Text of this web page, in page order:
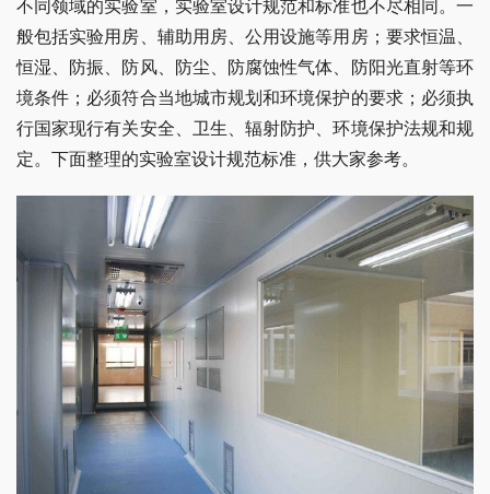
不同领域的实验室，实验室设计规范和标准也不尽相同。一
般包括实验用房、辅助用房、公用设施等用房；要求恒温、
恒湿、防振、防风、防尘、防腐蚀性气体、防阳光直射等环
境条件；必须符合当地城市规划和环境保护的要求；必须执
行国家现行有关安全、卫生、辐射防护、环境保护法规和规
定。下面整理的实验室设计规范标准，供大家参考。